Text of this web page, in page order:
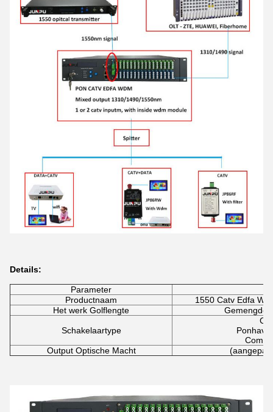
Details:
Parameter
Productnaam
1550 Catv Edfa
Het werk Golflengte
Gemengde
Schakelaartype
Output Optische Macht